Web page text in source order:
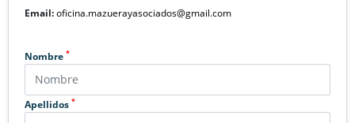
Email:oficina.mazuerayasociados@gmail.com
Nombre *
Apellidos *